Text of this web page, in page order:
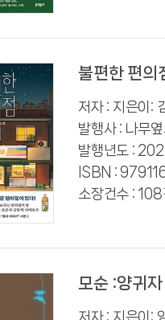
불편한 편의
저자 : 지은이:
발행사 : 나무
발행년도 :
ISBN :
소장건수 : 108
모순 :양귀
저자 : 지은이: